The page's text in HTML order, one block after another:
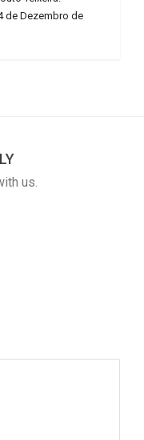
de Dezembro de
us.